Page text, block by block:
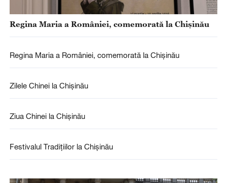
Regina Maria a României, comemorată la Chișinău
Regina Maria a României, comemorată la Chișinău
Zilele Chinei la Chișinău
Ziua Chinei la Chișinău
Festivalul Tradițiilor la Chișinău